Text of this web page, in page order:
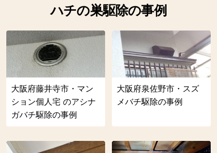
ハチの巣駆除の事例
大阪府藤井寺市・マン
ション個人宅 のアシナ
ガバチ駆除の事例
大阪府泉佐野市・スズ
メバチ駆除の事例